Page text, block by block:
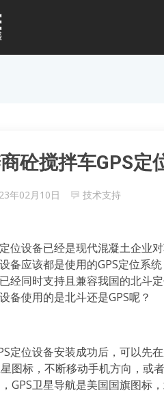
砼搅拌车GPS定
年02月10日 技术支持
位设备已经是现代混凝土企业
备应该都是使用的GPS定位系
经同时支持且兼容我国的北斗
备使用的是北斗还是GPS呢？
定位设备安装成功后，可以先
图标，不断移动手机方向，或
GPS卫星导航是美国国旗图标